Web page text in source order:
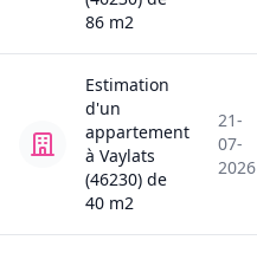
86 m2
Estimation
d'un
appartement
à Vaylats
(46230) de
40 m2
21-
07-
2026